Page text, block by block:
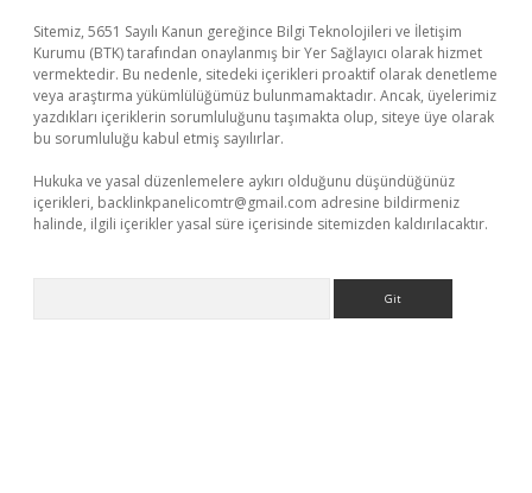
Sitemiz, 5651 Sayılı Kanun gereğince Bilgi Teknolojileri ve İletişim
Kurumu (BTK) tarafından onaylanmış bir Yer Sağlayıcı olarak hizmet
vermektedir. Bu nedenle, sitedeki içerikleri proaktif olarak denetleme
veya araştırma yükümlülüğümüz bulunmamaktadır. Ancak, üyelerimiz
yazdıkları içeriklerin sorumluluğunu taşımakta olup, siteye üye olarak
bu sorumluluğu kabul etmiş sayılırlar.
Hukuka ve yasal düzenlemelere aykırı olduğunu düşündüğünüz
içerikleri, backlinkpanelicomtr@gmail.com adresine bildirmeniz
halinde, ilgili içerikler yasal süre içerisinde sitemizden kaldırılacaktır.